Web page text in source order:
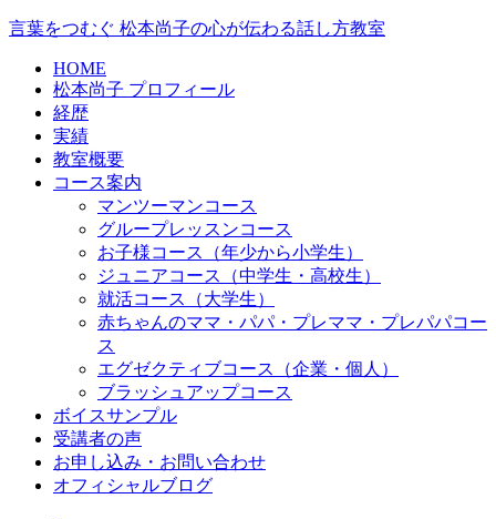
言葉をつむぐ 松本尚子の心が伝わる話し方教室
HOME
松本尚子 プロフィール
経歴
実績
教室概要
コース案内
マンツーマンコース
グループレッスンコース
お子様コース（年少から小学生）
ジュニアコース（中学生・高校生）
就活コース（大学生）
赤ちゃんのママ・パパ・プレママ・プレパパコー
ス
エグゼクティブコース（企業・個人）
ブラッシュアップコース
ボイスサンプル
受講者の声
お申し込み・お問い合わせ
オフィシャルブログ